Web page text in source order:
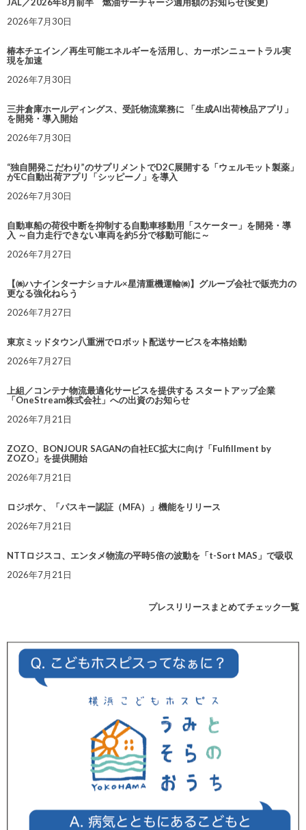
2026年7月30日
椿本チエイン／再生可能エネルギーを活用し、カーボンニュートラル実
現を加速
2026年7月30日
三井倉庫ホールディングス、受託物流業務に 「生成AI出荷検品アプリ」
を開発・導入開始
2026年7月30日
“独自開発こだわり”のサプリメントでD2C展開する「ウェルモット製薬」
がEC自動出荷アプリ「シッピーノ」を導入
2026年7月30日
自動車船の荷役中断を抑制する自動車移動用「スケーター」を開発・導
入 ～自力走行できない車両を約5分で移動可能に～
2026年7月27日
【㈱ハナインターナショナル×星清重機運輸㈱】グループ会社で販売力の
更なる強化ねらう
2026年7月27日
東京ミッドタウン八重洲でロボット配送サービスを本格始動
2026年7月27日
上組／コンテナ物流最適化サービスを提供する スタートアップ企業
「OneStream株式会社」への出資のお知らせ
2026年7月21日
ZOZO、BONJOUR SAGANの自社EC拡大に向け「Fulfillment by
ZOZO」を提供開始
2026年7月21日
ロジポケ、「パスキー認証（MFA）」機能をリリース
2026年7月21日
NTTロジスコ、エンタメ物流の平時5倍の波動を「t-Sort MAS」で吸収
2026年7月21日
プレスリリースまとめてチェック一覧